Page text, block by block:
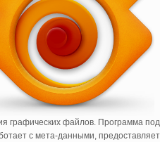
графических файлов. Программа
с мета-данными,